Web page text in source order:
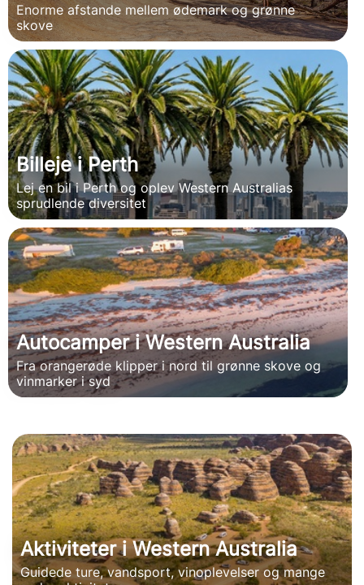
Enorme afstande mellem ødemark og grønne
skove
Billeje i Perth
Lej en bil i Perth og oplev Western Australias
sprudlende diversitet
Autocamper i Western Australia
Fra orangerøde klipper i nord til grønne skove og
vinmarker i syd
Aktiviteter i Western Australia
Guidede ture, vandsport, vinoplevelser og mange